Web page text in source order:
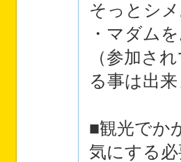
そっとシ
・マダム
（参加さ
る事は出
■観光でか
気にする